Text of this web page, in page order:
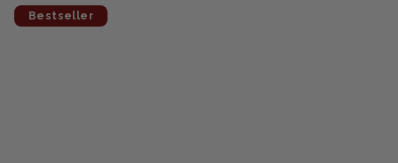
Bestseller